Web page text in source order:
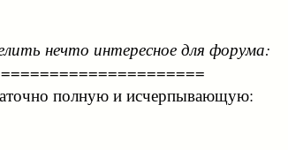
нечто интересное для форума:
полную и исчерпывающую: